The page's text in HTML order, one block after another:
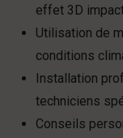
effet 3D
Utilisation de
conditions
Installation
techniciens
Conseils